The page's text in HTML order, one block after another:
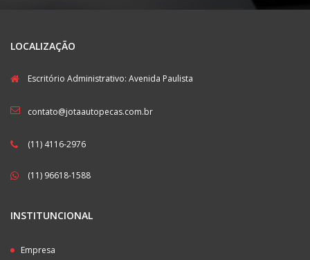
LOCALIZAÇÃO
Escritório Administrativo: Avenida Paulista
contato@jotaautopecas.com.br
(11) 4116-2976
(11) 96618-1588
INSTITUNCIONAL
Empresa